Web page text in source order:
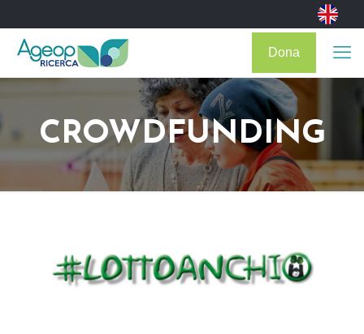
Dona
CROWDFUNDING